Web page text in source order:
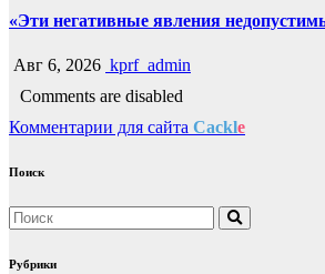
«Эти негативные явления
Авг 6, 2026 kprf_admin
Comments are disabled
Комментарии для сайта Cackle
Поиск
Рубрики